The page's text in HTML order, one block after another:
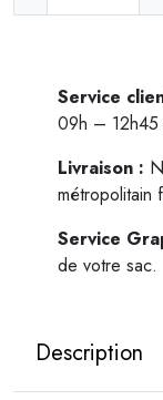
a
i
Service
09h – 12h45
Livraison :
métropolitain
Service
de votre sac.
Description